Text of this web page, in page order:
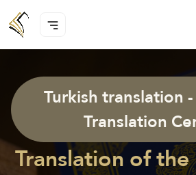
Turkish translation
Translation
Translation of